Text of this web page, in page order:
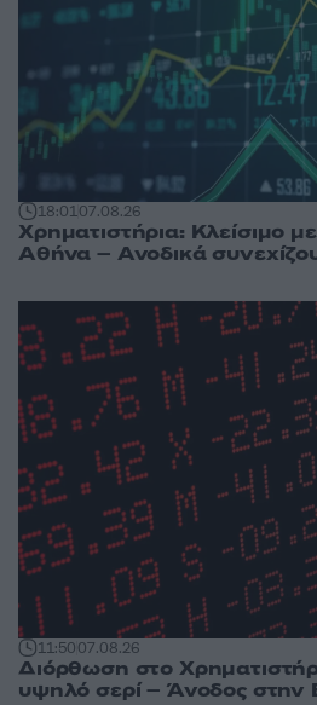
18:0107.08.26
Χρηματιστήρια: Κλείσιμο
Αθήνα – Ανοδικά
11:5007.08.26
Διόρθωση στο
υψηλό σερί – Άνοδος